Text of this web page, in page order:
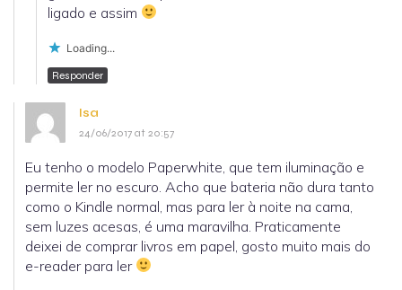
ligado e assim
Loading...
Responder
Isa
24/06/2017 at 20:57
Eu tenho o modelo Paperwhite, que tem iluminação e
permite ler no escuro. Acho que bateria não dura tanto
como o Kindle normal, mas para ler à noite na cama,
sem luzes acesas, é uma maravilha. Praticamente
deixei de comprar livros em papel, gosto muito mais do
e-reader para ler